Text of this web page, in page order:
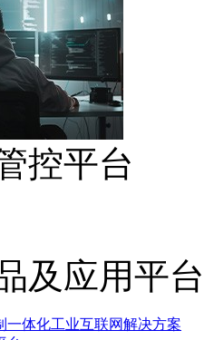
控平台
及应用平台
一体化工业互联网解决方案